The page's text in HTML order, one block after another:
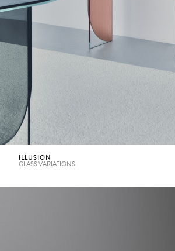
ILLUSION
GLASS VARIATIONS